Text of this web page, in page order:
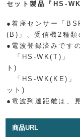
セット製品『HS-
●着座センサー「
(B)」、受信機2種類
●電波登録済みです
「HS-WK(T)」
ト)
「HS-WK(KE)」
ット)
●電波到達距離は、
商品URL